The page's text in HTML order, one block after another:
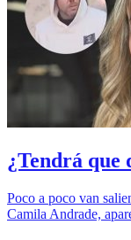
¿Tendrá que
Poco a poco van
Camila Andrade,